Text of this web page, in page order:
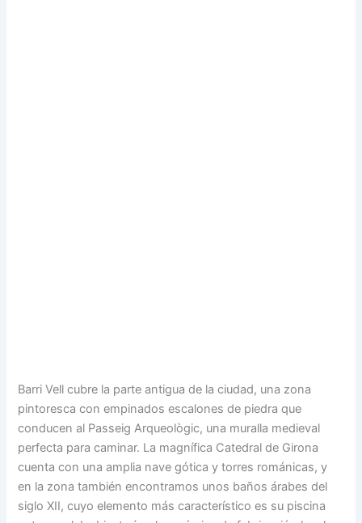
Barri Vell cubre la parte antigua de la ciudad, una zona
pintoresca con empinados escalones de piedra que
conducen al Passeig Arqueològic, una muralla medieval
perfecta para caminar. La magnífica Catedral de Girona
cuenta con una amplia nave gótica y torres románicas, y
en la zona también encontramos unos baños árabes del
siglo XII, cuyo elemento más característico es su piscina